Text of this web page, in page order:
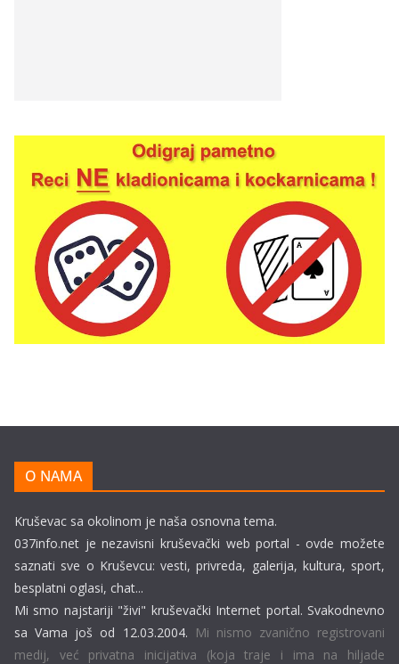
O NAMA
Kruševac sa okolinom je naša osnovna tema.
037info.net je nezavisni kruševački web portal - ovde možete
saznati sve o Kruševcu: vesti, privreda, galerija, kultura, sport,
besplatni oglasi, chat...
Mi smo najstariji "živi" kruševački Internet portal. Svakodnevno
sa Vama još od 12.03.2004. Mi nismo zvanično registrovani
medij, već privatna inicijativa (koja traje i ima na hiljade